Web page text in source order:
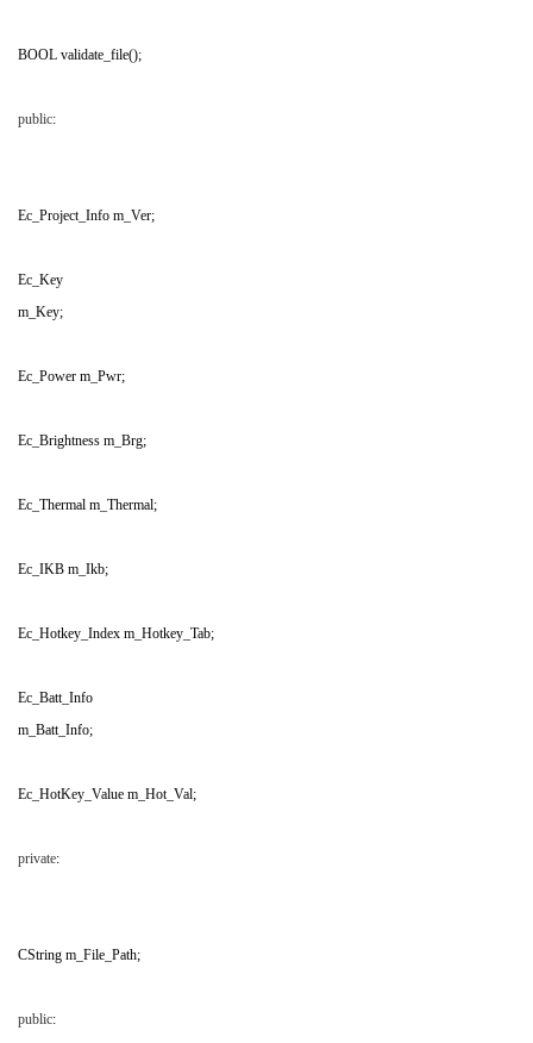
BOOL validate_file();
public:
Ec_Project_Info m_Ver;
Ec_Key
m_Key;
Ec_Power m_Pwr;
Ec_Brightness m_Brg;
Ec_Thermal m_Thermal;
Ec_IKB m_Ikb;
Ec_Hotkey_Index m_Hotkey_Tab;
Ec_Batt_Info
m_Batt_Info;
Ec_HotKey_Value m_Hot_Val;
private:
CString m_File_Path;
public: